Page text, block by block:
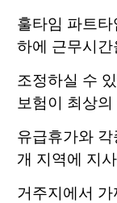
훌타임 파트
하에 근무시
조정하실 수
보험이 최상
유급휴가와
개 지역에 지
거주지에서